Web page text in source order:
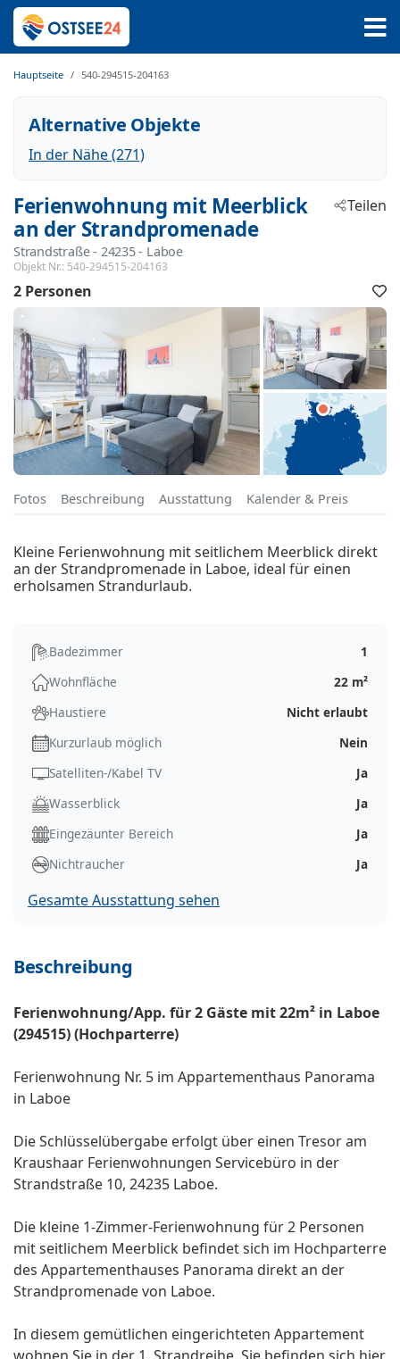
Hauptseite 540-294515-204163
Alternative Objekte
In der Nähe (271)
Ferienwohnung mit Meerblick
an der Strandpromenade
Strandstraße - 24235 - Laboe
Objekt Nr.: 540-294515-204163
Teilen
2 Personen
Fotos Beschreibung Ausstattung Kalender & Preis
Kleine Ferienwohnung mit seitlichem Meerblick direkt
an der Strandpromenade in Laboe, ideal für einen
erholsamen Strandurlaub.
Badezimmer
1
Wohnfläche
22 m²
Haustiere
Nicht erlaubt
Kurzurlaub möglich
Nein
Satelliten-/Kabel TV
Ja
Wasserblick
Ja
Eingezäunter Bereich
Ja
Nichtraucher
Ja
Gesamte Ausstattung sehen
Beschreibung
Ferienwohnung/App. für 2 Gäste mit 22m² in Laboe
(294515) (Hochparterre)
Ferienwohnung Nr. 5 im Appartementhaus Panorama
in Laboe
Die Schlüsselübergabe erfolgt über einen Tresor am
Kraushaar Ferienwohnungen Servicebüro in der
Strandstraße 10, 24235 Laboe.
Die kleine 1-Zimmer-Ferienwohnung für 2 Personen
mit seitlichem Meerblick befindet sich im Hochparterre
des Appartementhauses Panorama direkt an der
Strandpromenade von Laboe.
In diesem gemütlichen eingerichteten Appartement